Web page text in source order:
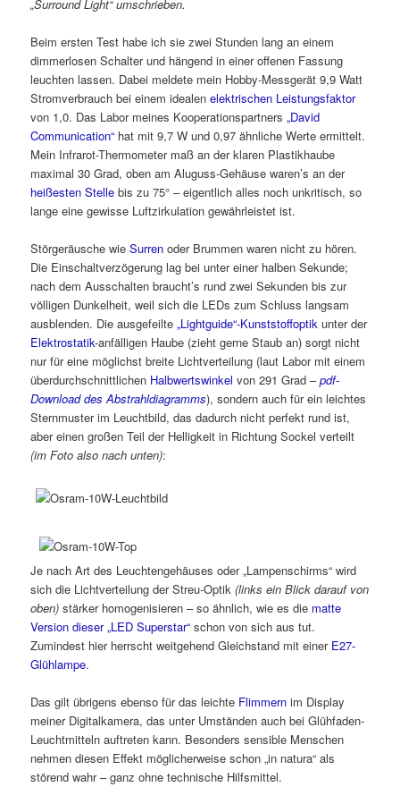
„Surround Light“ umschrieben.
Beim ersten Test habe ich sie zwei Stunden lang an einem
dimmerlosen Schalter und hängend in einer offenen Fassung
leuchten lassen. Dabei meldete mein Hobby-Messgerät 9,9 Watt
Stromverbrauch bei einem idealenelektrischen Leistungsfaktor
von 1,0. Das Labor meines Kooperationspartners„David
Communication“ hat mit 9,7 W und 0,97 ähnliche Werte ermittelt.
Mein Infrarot-Thermometer maß an der klaren Plastikhaube
maximal 30 Grad, oben am Aluguss-Gehäuse waren’s an der
heißesten Stelle bis zu 75° – eigentlich alles noch unkritisch, so
lange eine gewisse Luftzirkulation gewährleistet ist.
Störgeräusche wieSurren oder Brummen waren nicht zu hören.
Die Einschaltverzögerung lag bei unter einer halben Sekunde;
nach dem Ausschalten braucht’s rund zwei Sekunden bis zur
völligen Dunkelheit, weil sich die LEDs zum Schluss langsam
ausblenden. Die ausgefeilte„Lightguide“-Kunststoffoptik unter der
Elektrostatik-anfälligen Haube (zieht gerne Staub an) sorgt nicht
nur für eine möglichst breite Lichtverteilung (laut Labor mit einem
überdurchschnittlichen Halbwertswinkel von 291 Grad – pdf-
Download des Abstrahldiagramms), sondern auch für ein leichtes
Sternmuster im Leuchtbild, das dadurch nicht perfekt rund ist,
aber einen großen Teil der Helligkeit in Richtung Sockel verteilt
(im Foto also nach unten):
Je nach Art des Leuchtengehäuses oder „Lampenschirms“ wird
sich die Lichtverteilung der Streu-Optik(links ein Blick darauf von
oben) stärker homogenisieren – so ähnlich, wie es die matte
Version dieser „LED Superstar“ schon von sich aus tut.
Zumindest hier herrscht weitgehend Gleichstand mit einer E27-
Glühlampe.
Das gilt übrigens ebenso für das leichte Flimmern im Display
meiner Digitalkamera, das unter Umständen auch bei Glühfaden-
Leuchtmitteln auftreten kann. Besonders sensible Menschen
nehmen diesen Effekt möglicherweise schon „in natura“ als
störend wahr – ganz ohne technische Hilfsmittel.